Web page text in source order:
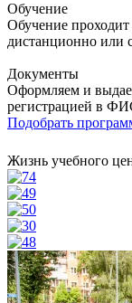
Обучение
Обучение
дистанционно или
Документы
Оформляем и
регистрацией в
Подобрать
Жизнь учебного